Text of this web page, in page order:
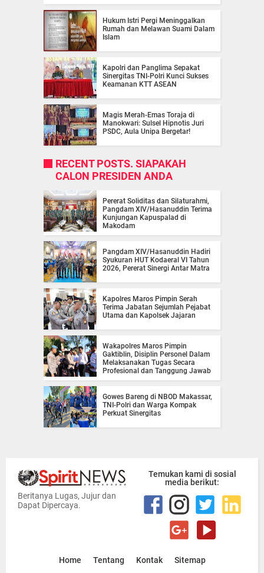
Hukum Istri Pergi Meninggalkan
Rumah dan Melawan Suami Dalam
Islam
Kapolri dan Panglima Sepakat
Sinergitas TNI-Polri Kunci Sukses
Keamanan KTT ASEAN
Magis Merah-Emas Toraja di
Manokwari: Sulsel Hipnotis Juri
PSDC, Aula Unipa Bergetar!
RECENT POSTS. SIAPAKAH
CALON PRESIDEN ANDA
Pererat Soliditas dan Silaturahmi,
Pangdam XIV/Hasanuddin Terima
Kunjungan Kapuspalad di
Makodam
Pangdam XIV/Hasanuddin Hadiri
Syukuran HUT Kodaeral VI Tahun
2026, Pererat Sinergi Antar Matra
Kapolres Maros Pimpin Serah
Terima Jabatan Sejumlah Pejabat
Utama dan Kapolsek Jajaran
Wakapolres Maros Pimpin
Gaktiblin, Disiplin Personel Dalam
Melaksanakan Tugas Secara
Profesional dan Tanggung Jawab
Gowes Bareng di NBOD Makassar,
TNI-Polri dan Warga Kompak
Perkuat Sinergitas
Beritanya Lugas, Jujur dan
Dapat Dipercaya.
Temukan kami di sosial
media berikut:
Home Tentang Kontak Sitemap